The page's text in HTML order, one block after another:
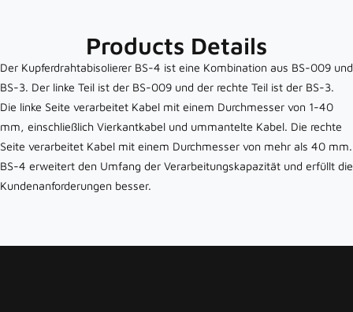
Products Details
Der Kupferdrahtabisolierer BS-4 ist eine Kombination aus BS-009 und
BS-3. Der linke Teil ist der BS-009 und der rechte Teil ist der BS-3.
Die linke Seite verarbeitet Kabel mit einem Durchmesser von 1-40
mm, einschließlich Vierkantkabel und ummantelte Kabel. Die rechte
Seite verarbeitet Kabel mit einem Durchmesser von mehr als 40 mm.
BS-4 erweitert den Umfang der Verarbeitungskapazität und erfüllt die
Kundenanforderungen besser.